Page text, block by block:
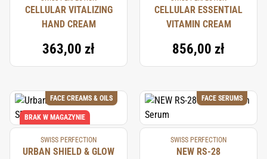
CELLULAR VITALIZING
HAND CREAM
363,00 zł
CELLULAR ESSENTIAL
VITAMIN CREAM
856,00 zł
FACE CREAMS & OILS
BRAK W MAGAZYNIE
SWISS PERFECTION
URBAN SHIELD & GLOW
FACE SERUMS
SWISS PERFECTION
NEW RS-28